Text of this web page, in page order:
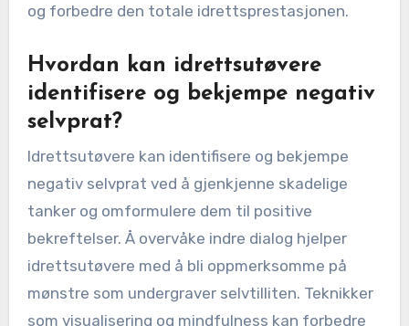
og forbedre den totale idrettsprestasjonen.
Hvordan kan idrettsutøvere
identifisere og bekjempe negativ
selvprat?
Idrettsutøvere kan identifisere og bekjempe
negativ selvprat ved å gjenkjenne skadelige
tanker og omformulere dem til positive
bekreftelser. Å overvåke indre dialog hjelper
idrettsutøvere med å bli oppmerksomme på
mønstre som undergraver selvtilliten. Teknikker
som visualisering og mindfulness kan forbedre